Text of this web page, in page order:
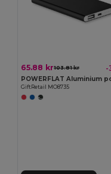
65.88 kr103.81 kr -
GiftRetail MO8735